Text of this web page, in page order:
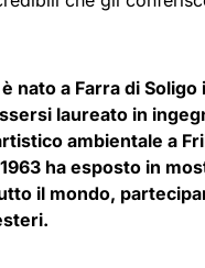
nato a Farra di
laureato in
ambientale a
ha esposto in
il mondo,